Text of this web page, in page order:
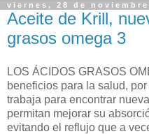
viernes, 28 de noviembre
Aceite de Krill,
grasos omega 3
LOS ÁCIDOS GRASOS
beneficios para la salud,
trabaja para encontrar
permitan mejorar su
evitando el reflujo que a